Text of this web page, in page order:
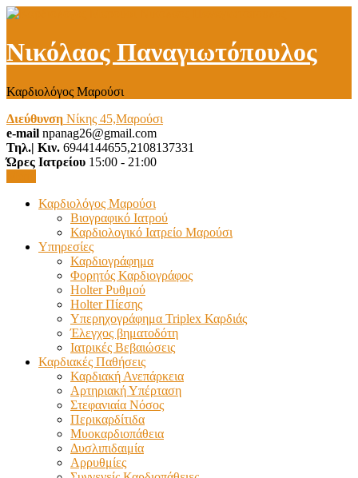
Νικόλαος Παναγιωτόπουλος
Καρδιολόγος Μαρούσι
Διεύθυνση Νίκης 45,Μαρούσι
e-mail npanag26@gmail.com
Τηλ.| Κιν. 6944144655,2108137331
Ώρες Ιατρείου 15:00 - 21:00
Καρδιολόγος Μαρούσι
Βιογραφικό Ιατρού
Καρδιολογικό Ιατρείο Μαρούσι
Υπηρεσίες
Καρδιογράφημα
Φορητός Καρδιογράφος
Holter Ρυθμού
Holter Πίεσης
Υπερηχογράφημα Triplex Καρδιάς
Έλεγχος βηματοδότη
Ιατρικές Βεβαιώσεις
Καρδιακές Παθήσεις
Καρδιακή Ανεπάρκεια
Αρτηριακή Υπέρταση
Στεφανιαία Νόσος
Περικαρδίτιδα
Μυοκαρδιοπάθεια
Δυσλιπιδαιμία
Αρρυθμίες